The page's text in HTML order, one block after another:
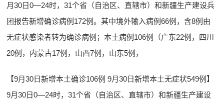
月30日0—24时，31个省（自治区、直辖市）和新疆生产建设兵
团报告新增确诊病例172例。其中境外输入病例66例，含8例由
无症状感染者转为确诊病例；本土病例106例（广东22例，四川
20例，内蒙古17例，山西7例，山东5例，
【9月30日新增本土确诊106例 9月30日新增本土无症状549例】
9月30日0—24时，31个省（自治区、直辖市）和新疆生产建设